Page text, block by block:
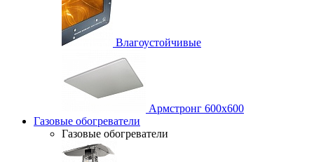
Влагоустойчивые
Армстронг 600х600
Газовые обогреватели
Газовые обогреватели